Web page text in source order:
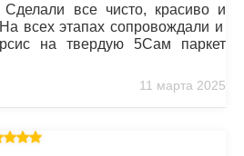
все чисто, красиво и
всех этапах сопровождали и
на твердую 5Сам паркет
11 марта 2025